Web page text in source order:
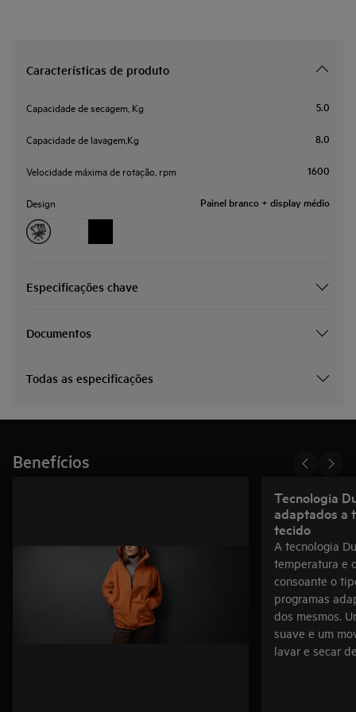
Características de produto
Capacidade de secagem, Kg 5.0
Capacidade de lavagem,Kg 8.0
Velocidade máxima de rotação, rpm 1600
Design Painel branco + display médio
Especificações chave
Documentos
Todas as especificações
Benefícios
Tecnologia
adaptados a
tecido
A tecnologia
temperatura e
consoante o
programas
dos mesmos.
suave e um
lavar e secar